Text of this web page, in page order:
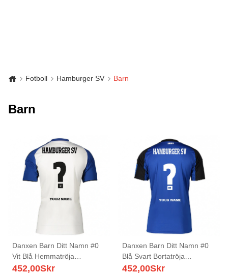
Fotboll Hamburger SV Barn
Barn
Danxen Barn Ditt Namn #0
Vit Blå Hemmatröja
Matchtröjor 2025/26 Tröjor
452,00Skr
Danxen Barn Ditt Namn #0
Blå Svart Bortatröja
Matchtröjor 2025/26 Tröjor
452,00Skr